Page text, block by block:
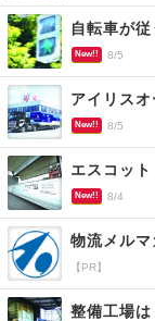
New!! 8/5
アイリス
New!! 8/5
エスコッ
New!! 8/4
物流メルマ
【PR】
整備工場